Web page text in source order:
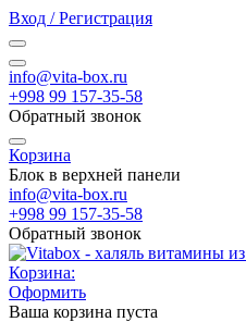
Вход / Регистрация
info@vita-box.ru
+998 99 157-35-58
Обратный звонок
Корзина
Блок в верхней панели
info@vita-box.ru
+998 99 157-35-58
Обратный звонок
Корзина:
Оформить
Ваша корзина пуста